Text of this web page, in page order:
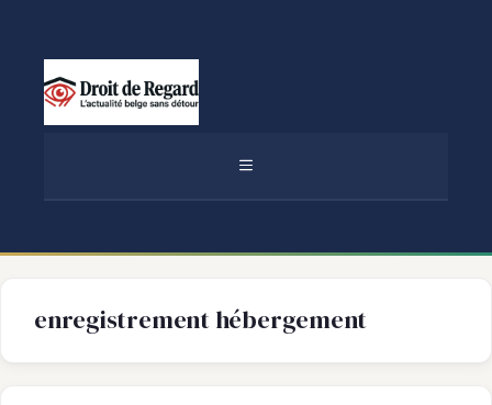
MENU
enregistrement hébergement